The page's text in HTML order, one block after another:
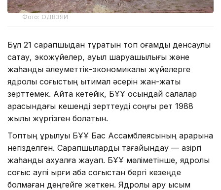
Фото: ОДВЗЯИ
Бұл 21 сарапшыдан тұратын топ қоғамдық денсаулық
сақтау, экожүйелер, ауыл шаруашылығы және
жаһандық әлеуметтік-экономикалық жүйелерге
ядролық соғыстың ықтимал әсерін жан-жақты
зерттемек. Айта кетейік, БҰҰ осындай салалар
арасындағы кешенді зерттеуді соңғы рет 1988
жылы жүргізген болатын.
Топтың құрылуы БҰҰ Бас Ассамблеясының қарарына
негізделген. Сарапшыларды тағайындау — қазіргі
жаһандық ахуалға жауап. БҰҰ мәліметінше, ядролық
соғыс қаупі қырғи қабақ соғыстан бергі кезеңде
болмаған деңгейге жеткен. Ядролық қару қысым